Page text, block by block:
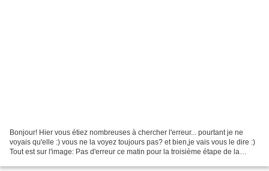
Bonjour! Hier vous étiez nombreuses à chercher l'erreur... pourtant je ne
voyais qu'elle :) vous ne la voyez toujours pas? et bien,je vais vous le dire :)
Tout est sur l'image: Pas d'erreur ce matin pour la troisième étape de la